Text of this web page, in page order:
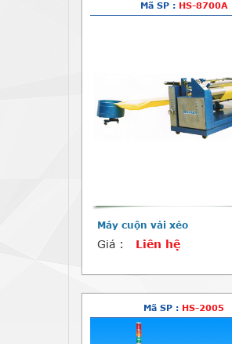
Mã SP : HS-8700A
Máy cuộn vải xéo
Giá : Liên hệ
Mã SP : HS-2005